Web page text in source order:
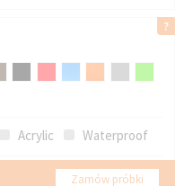
Acrylic Waterproof
Zamów próbki